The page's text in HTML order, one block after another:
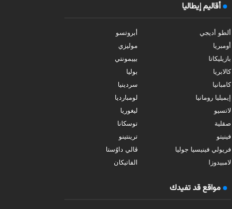
أقاليم إيطاليا
ألطو أديجي
أبروتسو
أومبريا
موليزي
بازيليكاتا
بييمونتي
كالابريا
بوليا
كامبانيا
سردينيا
إيميليا رومانيا
لومبارديا
لاتسيو
ليغوريا
صقلية
توسكانا
فينيتو
ترينتينو
فريولي فينيسيا جوليا
ڤالي داوُستا
لامبيدوزا
الفاتيكان
مواقع قد تفيدك